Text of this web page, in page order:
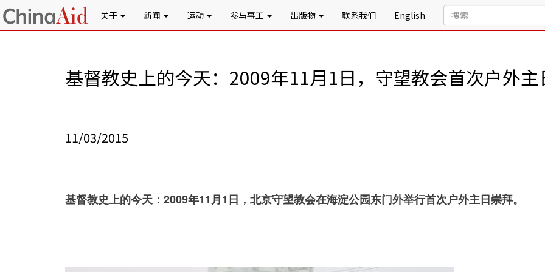
关于 新闻 运动 参与事工 出版物 联系我们 English
基督教史上的今天：2009年11月1日，守望教会首次户外主
11/03/2015
基督教史上的今天：2009年11月1日，北京守望教会在海淀公园东门外举行首次户外主日崇拜。